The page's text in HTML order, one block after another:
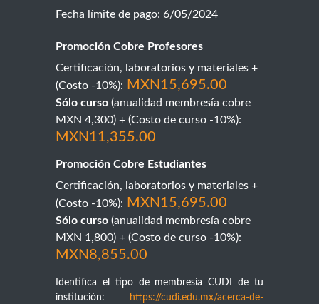
Fecha límite de pago: 6/05/2024
Promoción Cobre Profesores
Certificación, laboratorios y materiales +
(Costo -10%): MXN15,695.00
Sólo curso (anualidad membresía cobre
MXN 4,300) + (Costo de curso -10%):
MXN11,355.00
Promoción Cobre Estudiantes
Certificación, laboratorios y materiales +
(Costo -10%): MXN15,695.00
Sólo curso (anualidad membresía cobre
MXN 1,800) + (Costo de curso -10%):
MXN8,855.00
Identifica el tipo de membresía CUDI de tu
institución: https://cudi.edu.mx/acerca-de-